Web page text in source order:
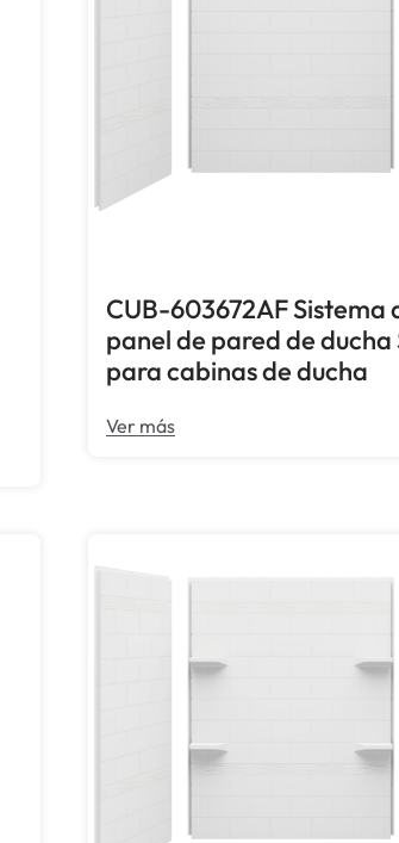
CUB-603672AF Sistema
panel de pared de ducha
para cabinas de ducha
Ver más